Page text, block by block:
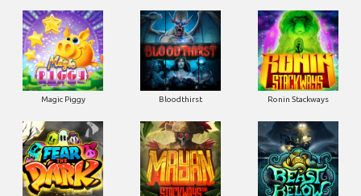
Magic Piggy Bloodthirst Ronin Stackways